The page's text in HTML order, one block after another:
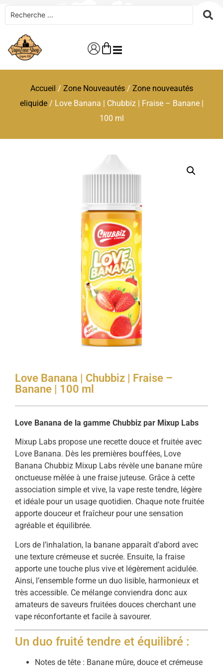
Accueil / Zone Nouveautés/ Zone nouveautés
eliquide/ Love Banana | Chubbiz | Fraise – Banane |
100 ml
Love Banana | Chubbiz | Fraise –
Banane | 100 ml
Love Banana de la gamme Chubbiz par Mixup Labs
Mixup Labs propose une recette douce et fruitée avec
Love Banana. Dès les premières bouffées, Love
Banana Chubbiz Mixup Labs révèle une banane mûre
onctueuse mêlée à une fraise juteuse. Grâce à cette
association simple et vive, la vape reste tendre, légère
et idéale pour un usage quotidien. Chaque note fruitée
apporte douceur et fraîcheur pour une sensation
agréable et équilibrée.
Lors de l’inhalation, la banane apparaît d’abord avec
une texture crémeuse et sucrée. Ensuite, la fraise
apporte une touche plus vive et légèrement acidulée.
Ainsi, l’ensemble forme un duo lisible, harmonieux et
très accessible. Ce mélange conviendra donc aux
amateurs de saveurs fruitées douces cherchant une
vape réconfortante et facile à savourer.
Un duo fruité tendre et équilibré :
Notes de tête : Banane mûre, douce et crémeuse